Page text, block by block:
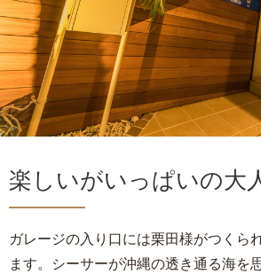
楽しいがいっぱいの大
ガレージの入り口には栗田様がつくら
ます。シーサーが沖縄の透き通る海を